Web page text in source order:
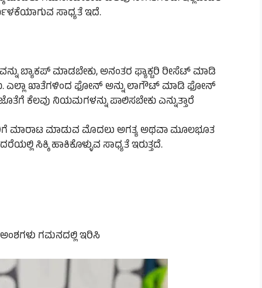
ಸಾಧ್ಯತೆ ಇದೆ.
ಬ್ಯಾಕಪ್ ಮಾಡಬೇಕು, ಅನಂತರ ಫ್ಯಾಕ್ಟರಿ ರೀಸೆಟ್ ಮಾಡಿ
ಎಲ್ಲಾ ಖಾತೆಗಳಿಂದ ಫೋನ್ ಅನ್ನು ಲಾಗೌಟ್ ಮಾಡಿ ಫೋನ್
ಕೆಲವು ನಿಯಮಗಳನ್ನು ಪಾಲಿಸಬೇಕು ಎನ್ನುತ್ತಾರೆ
ಮಾರಾಟ ಮಾಡುವ ಮೊದಲು ಅಗತ್ಯ ಅಥವಾ ಮೂಲಭೂತ
ಸಿಕ್ಕಿ ಹಾಕಿಕೊಳ್ಳುವ ಸಾಧ್ಯತೆ ಇರುತ್ತದೆ.
ಗಮನದಲ್ಲಿ ಇರಿಸಿ